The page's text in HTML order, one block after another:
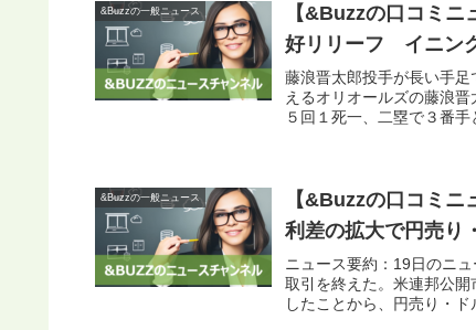
&Buzzの一般ニュース
【&Buzzの口コミ
好リリーフ イニン
藤浪晋太郎投手が長い手
えるオリオールズの藤浪
５回１死一、二塁で３番
&Buzzの一般ニュース
【&Buzzの口コミ
利差の拡大で円売り
ニュース要約：19日のニ
取引を終えた。米連邦公
したことから、円売り・